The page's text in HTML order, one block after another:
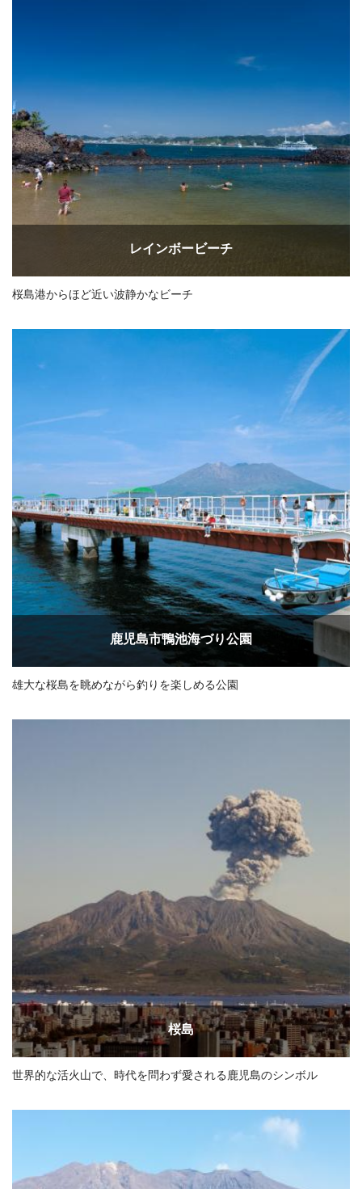
レインボービーチ
桜島港からほど近い波静かなビーチ
鹿児島市鴨池海づり公園
雄大な桜島を眺めながら釣りを楽しめる公園
桜島
世界的な活火山で、時代を問わず愛される鹿児島のシンボル